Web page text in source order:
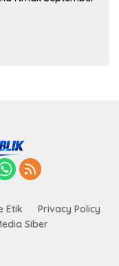
Etik
Privacy Policy
Siber